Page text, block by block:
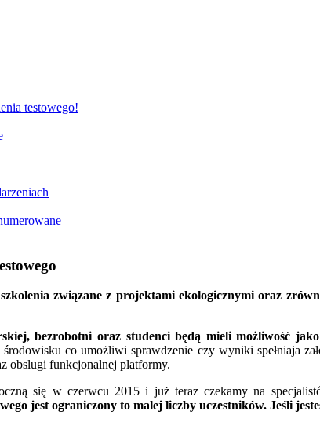
testowego!
szkolenia związane z projektami ekologicznymi oraz
bezrobotni oraz studenci będą mieli możliwość
co umożliwi sprawdzenie czy wyniki spełniaja
obslugi funkcjonalnej platformy.
się w czerwcu 2015 i już teraz czekamy na
jest ograniczony to malej liczby uczestników. Jeśli